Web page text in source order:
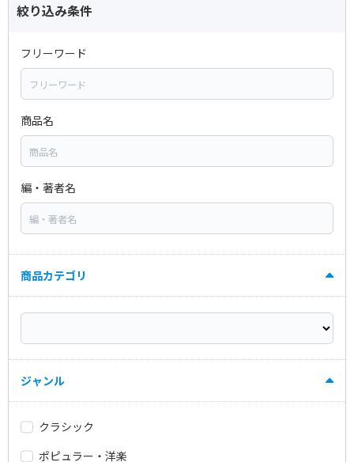
絞り込み条件
フリーワード
商品名
編・著者名
商品カテゴリ
ジャンル
クラシック
ポピュラー・洋楽